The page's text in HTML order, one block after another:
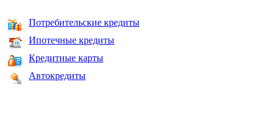
Потребительские кредиты
Ипотечные кредиты
Кредитные карты
Автокредиты